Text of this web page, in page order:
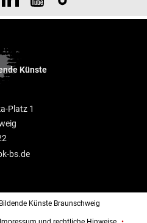
Künste
Platz 1
bs.de
Künste Braunschweig